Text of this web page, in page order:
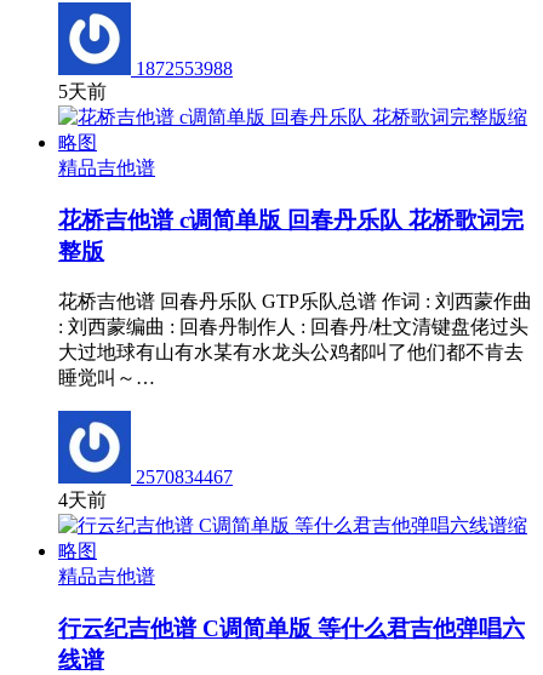
1872553988
5天前
精品吉他谱
花桥吉他谱 c调简单版 回春丹乐队 花桥歌词完
整版
花桥吉他谱 回春丹乐队 GTP乐队总谱 作词 : 刘西蒙作曲
: 刘西蒙编曲 : 回春丹制作人 : 回春丹/杜文清键盘佬过头
大过地球有山有水某有水龙头公鸡都叫了他们都不肯去
睡觉叫～…
2570834467
4天前
精品吉他谱
行云纪吉他谱 C调简单版 等什么君吉他弹唱六
线谱